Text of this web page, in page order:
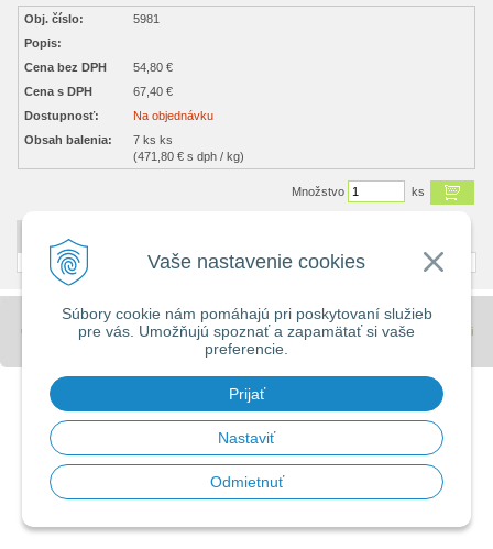
Vaše nastavenie cookies
Súbory cookie nám pomáhajú pri poskytovaní služieb
pre vás. Umožňujú spoznať a zapamätať si vaše
preferencie.
Prijať
Nastaviť
Odmietnuť
Obj. číslo:
5981
Popis:
Cena bez DPH
54,80 €
Cena s DPH
67,40 €
Dostupnosť:
Na objednávku
Obsah balenia:
7 ks ks
(471,80 € s dph / kg)
Množstvo ks
DETAILNÝ POPIS
© 2026 Stavebniny - DUMA •tvorba eshopu cez UNIobchod,webhostingspoločnosti
WEBYGROUP